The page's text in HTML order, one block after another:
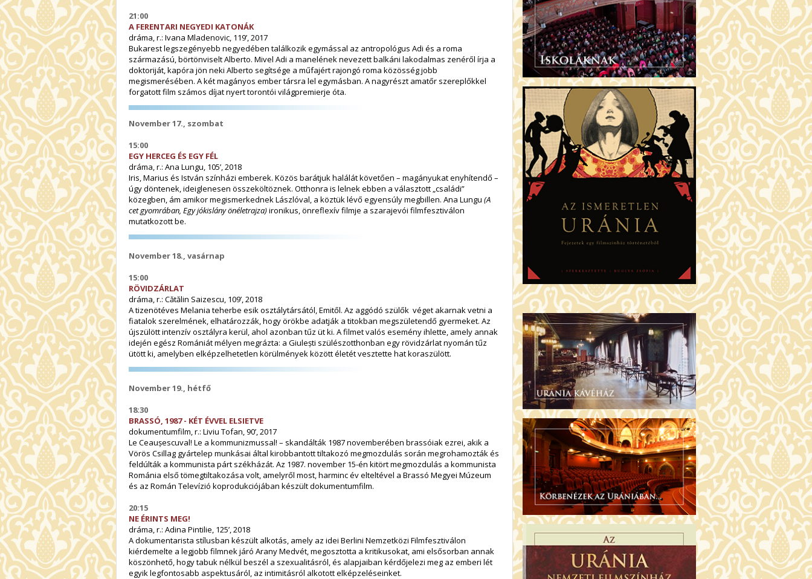
21:00
A FERENTARI NEGYEDI KATONÁK
dráma, r.: Ivana Mladenovic, 119’, 2017
Bukarest legszegényebb negyedében találkozik egymással az antropológus Adi és a roma
származású, börtönviselt Alberto. Mivel Adi a manelének nevezett balkáni lakodalmas zenéről írja a
doktoriját, kapóra jön neki Alberto segítsége a műfajért rajongó roma közösség jobb
megismerésében. A két magányos ember társra lel egymásban. A nagyrészt amatőr szereplőkkel
forgatott film számos díjat nyert torontói világpremierje óta.
November 17., szombat
15:00
EGY HERCEG ÉS EGY FÉL
dráma, r.: Ana Lungu, 105’, 2018
Iris, Marius és István színházi emberek. Közös barátjuk halálát követően – magányukat enyhítendő –
úgy döntenek, ideiglenesen összeköltöznek. Otthonra is lelnek ebben a választott „családi”
közegben, ám amikor megismerkednek Lászlóval, a köztük lévő egyensúly megbillen. Ana Lungu (A
cet gyomrában, Egy jókislány önéletrajza)ironikus, önreflexív filmje a szarajevói filmfesztiválon
mutatkozott be.
November 18., vasárnap
15:00
RÖVIDZÁRLAT
dráma, r.: Cătălin Saizescu, 109’, 2018
A tizenötéves Melania teherbe esik osztálytársától, Emitől. Az aggódó szülők véget akarnak vetni a
fiatalok szerelmének, elhatározzák, hogy örökbe adatják a titokban megszületendő gyermeket. Az
újszülött intenzív osztályra kerül, ahol azonban tűz üt ki. A filmet valós esemény ihlette, amely annak
idején egész Romániát mélyen megrázta: a Giulești szülészotthonban egy rövidzárlat nyomán tűz
ütött ki, amelyben elképzelhetetlen körülmények között életét vesztette hat koraszülött.
November 19., hétfő
18:30
BRASSÓ, 1987 - KÉT ÉVVEL ELSIETVE
dokumentumfilm, r.: Liviu Tofan, 90’, 2017
Le Ceaușescuval! Le a kommunizmussal! – skandálták 1987 novemberében brassóiak ezrei, akik a
Vörös Csillag gyártelep munkásai által kirobbantott tiltakozó megmozdulás során megrohamozták és
feldúlták a kommunista párt székházát. Az 1987. november 15-én kitört megmozdulás a kommunista
Románia első tömegtiltakozása volt, amelyről most, harminc év elteltével a Brassó Megyei Múzeum
és az Román Televízió koprodukciójában készült dokumentumfilm.
20:15
NE ÉRINTS MEG!
dráma, r.: Adina Pintilie, 125’, 2018
A dokumentarista stílusban készült alkotás, amely az idei Berlini Nemzetközi Filmfesztiválon
kiérdemelte a legjobb filmnek járó Arany Medvét, megosztotta a kritikusokat, ami elsősorban annak
köszönhető, hogy tabuk nélkül beszél a szexualitásról, és alapjaiban kérdőjelezi meg az emberi lét
egyik legfontosabb aspektusáról, az intimitásról alkotott elképzeléseinket.